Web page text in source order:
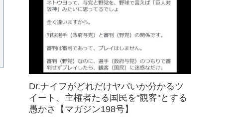
Dr.ナイフがどれだけヤバいか分かるツ
イート、主権者たる国民を"観客"とする
愚かさ【マガジン198号】